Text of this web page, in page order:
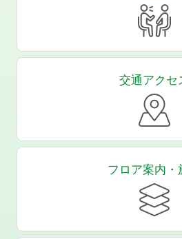
交通アクセ
フロア案内・